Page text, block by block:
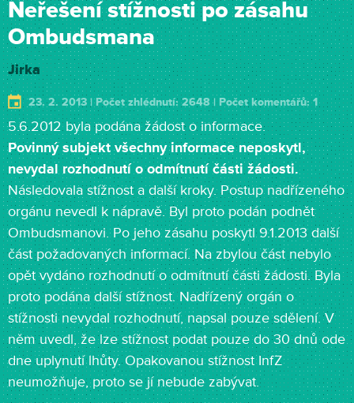
Neřešení stížnosti po zásahu
Ombudsmana
Jirka
23. 2. 2013 | Počet zhlédnutí: 2648 | Počet komentářů: 1
5.6.2012 byla podána žádost o informace.
Povinný subjekt všechny informace neposkytl,
nevydal rozhodnutí o odmítnutí části žádosti.
Následovala stížnost a další kroky. Postup nadřízeného
orgánu nevedl k nápravě. Byl proto podán podnět
Ombudsmanovi. Po jeho zásahu poskytl 9.1.2013 další
část požadovaných informací. Na zbylou část nebylo
opět vydáno rozhodnutí o odmítnutí části žádosti. Byla
proto podána další stížnost. Nadřízený orgán o
stížnosti nevydal rozhodnutí, napsal pouze sdělení. V
něm uvedl, že lze stížnost podat pouze do 30 dnů ode
dne uplynutí lhůty. Opakovanou stížnost InfZ
neumožňuje, proto se jí nebude zabývat.